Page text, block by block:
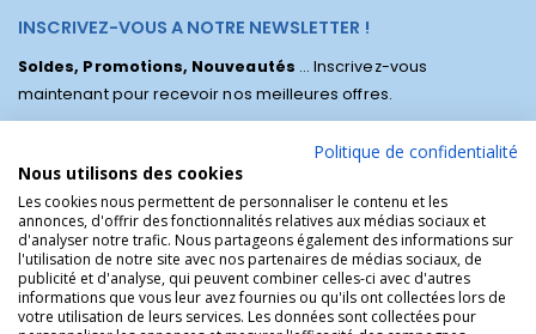
INSCRIVEZ-VOUS A NOTRE NEWSLETTER !
Soldes, Promotions, Nouveautés ... Inscrivez-vous
maintenant pour recevoir nos meilleures offres.
Politique de confidentialité
Nous utilisons des cookies
Les cookies nous permettent de personnaliser le contenu et les
annonces, d'offrir des fonctionnalités relatives aux médias sociaux et
d'analyser notre trafic. Nous partageons également des informations sur
l'utilisation de notre site avec nos partenaires de médias sociaux, de
publicité et d'analyse, qui peuvent combiner celles-ci avec d'autres
informations que vous leur avez fournies ou qu'ils ont collectées lors de
votre utilisation de leurs services. Les données sont collectées pour